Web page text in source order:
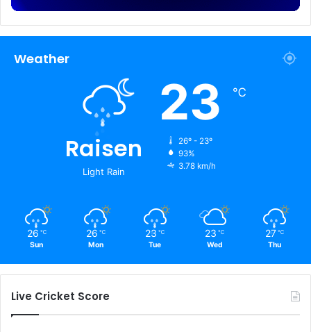
Weather
Raisen
Light Rain
23 ℃
26º - 23º
93%
3.78 km/h
26 ℃
Sun
26 ℃
Mon
23 ℃
Tue
23 ℃
Wed
27 ℃
Thu
Live Cricket Score